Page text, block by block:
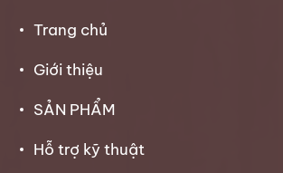
Trang chủ
Giới thiệu
SẢN PHẨM
Hỗ trợ kỹ thuật